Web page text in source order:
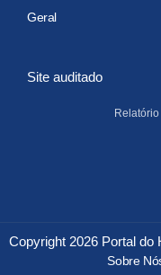
Geral
Site auditado
Copyright 2026 Portal do
Sobre